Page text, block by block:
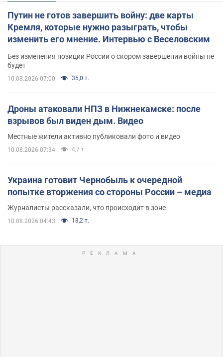
Путин не готов завершить войну: две карты
Кремля, которые нужно разыграть, чтобы
изменить его мнение. Интервью с Веселовским
Без изменения позиции России о скором завершении войны не
будет
10.08.2026 07:00 35,0 т.
Дроны атаковали НПЗ в Нижнекамске: после
взрывов был виден дым. Видео
Местные жители активно публиковали фото и видео
10.08.2026 07:34 4,7 т.
Украина готовит Чернобыль к очередной
попытке вторжения со стороны России – медиа
Журналисты рассказали, что происходит в зоне
10.08.2026 04:43 18,2 т.